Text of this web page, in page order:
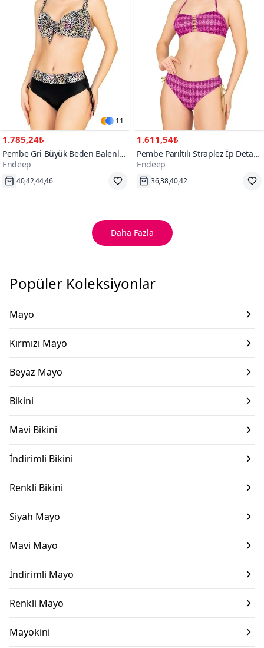
11
1.785,24₺
Pembe Gri Büyük Beden Balenli
Destekli Renkli Leopar Desenli
Bikini Takım
Endeep
Hızlı Kargo
1.611,54₺
Pembe Parıltılı Straplez İp Detaylı
Bikini Takım
Endeep
Hızlı Kargo
Daha Fazla
Popüler Koleksiyonlar
Mayo
Kırmızı Mayo
Beyaz Mayo
Bikini
Mavi Bikini
İndirimli Bikini
Renkli Bikini
Siyah Mayo
Mavi Mayo
İndirimli Mayo
Renkli Mayo
Mayokini